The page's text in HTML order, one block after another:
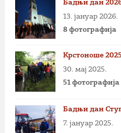
Бадњи дан
13. јануар 2026.
8 фотографија
Крстоноше
30. мај 2025.
51 фотографија
Бадњи дан
7. јануар 2025.